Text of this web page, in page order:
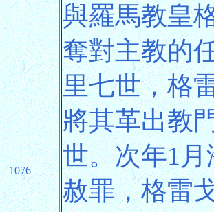
1076
與羅馬教皇
奪對主教的
里七世，格
將其革出教
世。次年1
赦罪，格雷